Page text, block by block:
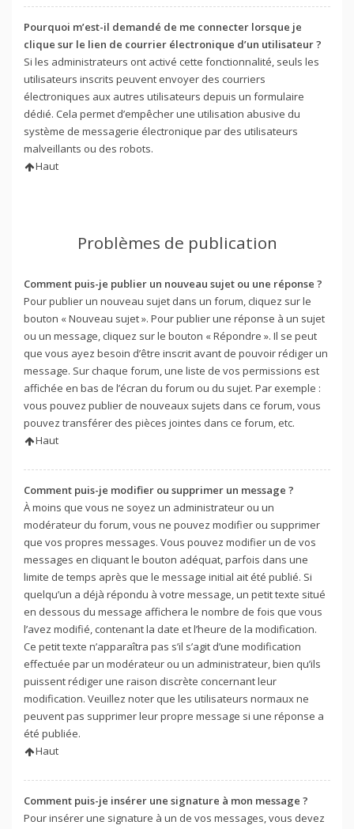
Pourquoi m’est-il demandé de me connecter lorsque je
clique sur le lien de courrier électronique d’un utilisateur ?
Si les administrateurs ont activé cette fonctionnalité, seuls les
utilisateurs inscrits peuvent envoyer des courriers
électroniques aux autres utilisateurs depuis un formulaire
dédié. Cela permet d’empêcher une utilisation abusive du
système de messagerie électronique par des utilisateurs
malveillants ou des robots.
Haut
Problèmes de publication
Comment puis-je publier un nouveau sujet ou une réponse ?
Pour publier un nouveau sujet dans un forum, cliquez sur le
bouton « Nouveau sujet ». Pour publier une réponse à un sujet
ou un message, cliquez sur le bouton « Répondre ». Il se peut
que vous ayez besoin d’être inscrit avant de pouvoir rédiger un
message. Sur chaque forum, une liste de vos permissions est
affichée en bas de l’écran du forum ou du sujet. Par exemple :
vous pouvez publier de nouveaux sujets dans ce forum, vous
pouvez transférer des pièces jointes dans ce forum, etc.
Haut
Comment puis-je modifier ou supprimer un message ?
À moins que vous ne soyez un administrateur ou un
modérateur du forum, vous ne pouvez modifier ou supprimer
que vos propres messages. Vous pouvez modifier un de vos
messages en cliquant le bouton adéquat, parfois dans une
limite de temps après que le message initial ait été publié. Si
quelqu’un a déjà répondu à votre message, un petit texte situé
en dessous du message affichera le nombre de fois que vous
l’avez modifié, contenant la date et l’heure de la modification.
Ce petit texte n’apparaîtra pas s’il s’agit d’une modification
effectuée par un modérateur ou un administrateur, bien qu’ils
puissent rédiger une raison discrète concernant leur
modification. Veuillez noter que les utilisateurs normaux ne
peuvent pas supprimer leur propre message si une réponse a
été publiée.
Haut
Comment puis-je insérer une signature à mon message ?
Pour insérer une signature à un de vos messages, vous devez